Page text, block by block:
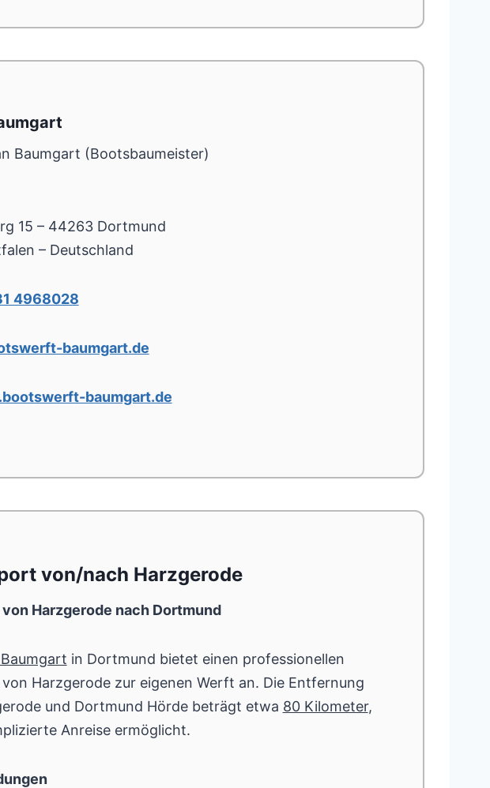
Baumgart (Bootsbaumeister)
15 – 44263 Dortmund
– Deutschland
4968028
baumgart.de
baumgart.de
von/nach Harzgerode
Harzgerode nach Dortmund
in Dortmund bietet einen professionellen
Harzgerode zur eigenen Werft an. Die Entfernung
und Dortmund Hörde beträgt etwa 80 Kilometer,
Anreise ermöglicht.